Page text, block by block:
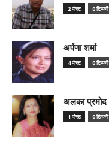
2 पोस्ट 0 टिप्पणी
अर्पणा शर्मा
4 पोस्ट 0 टिप्पणी
अलका प्रमोद
1 पोस्ट 0 टिप्पणी